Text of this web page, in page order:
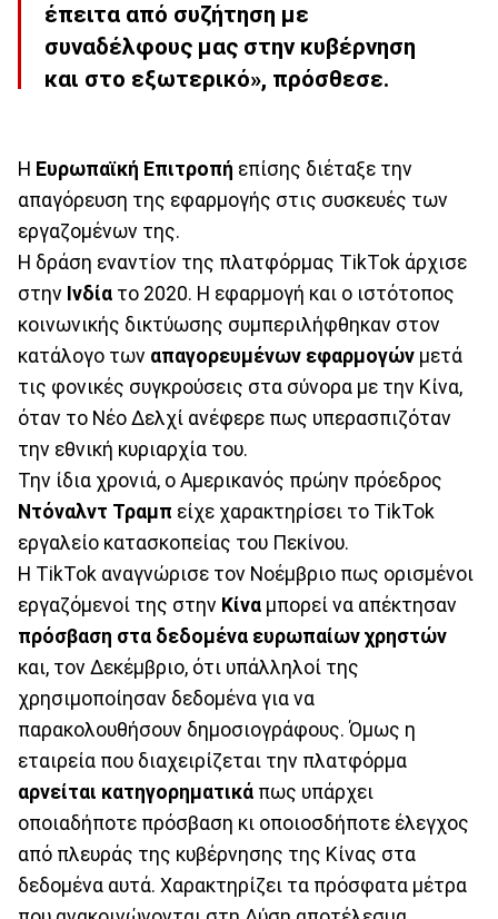
έπειτα από συζήτηση με
συναδέλφους μας στην κυβέρνηση
και στο εξωτερικό», πρόσθεσε.
Η Ευρωπαϊκή Επιτροπή επίσης διέταξε την
απαγόρευση της εφαρμογής στις συσκευές των
εργαζομένων της.
Η δράση εναντίον της πλατφόρμας TikTok άρχισε
στην Ινδία το 2020. Η εφαρμογή και ο ιστότοπος
κοινωνικής δικτύωσης συμπεριλήφθηκαν στον
κατάλογο των απαγορευμένων εφαρμογών μετά
τις φονικές συγκρούσεις στα σύνορα με την Κίνα,
όταν το Νέο Δελχί ανέφερε πως υπερασπιζόταν
την εθνική κυριαρχία του.
Την ίδια χρονιά, ο Αμερικανός πρώην πρόεδρος
Ντόναλντ Τραμπ είχε χαρακτηρίσει το TikTok
εργαλείο κατασκοπείας του Πεκίνου.
Η TikTok αναγνώρισε τον Νοέμβριο πως ορισμένοι
εργαζόμενοί της στην Κίνα μπορεί να απέκτησαν
πρόσβαση στα δεδομένα ευρωπαίων χρηστών
και, τον Δεκέμβριο, ότι υπάλληλοί της
χρησιμοποίησαν δεδομένα για να
παρακολουθήσουν δημοσιογράφους. Όμως η
εταιρεία που διαχειρίζεται την πλατφόρμα
αρνείται κατηγορηματικά πως υπάρχει
οποιαδήποτε πρόσβαση κι οποιοσδήποτε έλεγχος
από πλευράς της κυβέρνησης της Κίνας στα
δεδομένα αυτά. Χαρακτηρίζει τα πρόσφατα μέτρα